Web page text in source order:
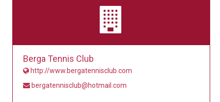
Berga Tennis Club
http://www.bergatennisclub.com
bergatennisclub@hotmail.com